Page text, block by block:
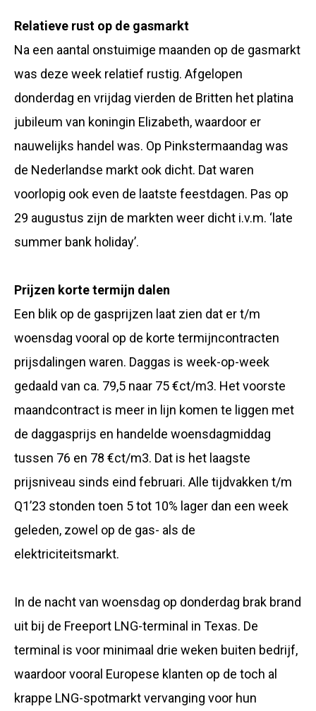
Relatieve rust op de gasmarkt
Na een aantal onstuimige maanden op de gasmarkt
was deze week relatief rustig. Afgelopen
donderdag en vrijdag vierden de Britten het platina
jubileum van koningin Elizabeth, waardoor er
nauwelijks handel was. Op Pinkstermaandag was
de Nederlandse markt ook dicht. Dat waren
voorlopig ook even de laatste feestdagen. Pas op
29 augustus zijn de markten weer dicht i.v.m. ‘late
summer bank holiday’.
Prijzen korte termijn dalen
Een blik op de gasprijzen laat zien dat er t/m
woensdag vooral op de korte termijncontracten
prijsdalingen waren. Daggas is week-op-week
gedaald van ca. 79,5 naar 75 €ct/m3. Het voorste
maandcontract is meer in lijn komen te liggen met
de daggasprijs en handelde woensdagmiddag
tussen 76 en 78 €ct/m3. Dat is het laagste
prijsniveau sinds eind februari. Alle tijdvakken t/m
Q1’23 stonden toen 5 tot 10% lager dan een week
geleden, zowel op de gas- als de
elektriciteitsmarkt.
In de nacht van woensdag op donderdag brak brand
uit bij de Freeport LNG-terminal in Texas. De
terminal is voor minimaal drie weken buiten bedrijf,
waardoor vooral Europese klanten op de toch al
krappe LNG-spotmarkt vervanging voor hun